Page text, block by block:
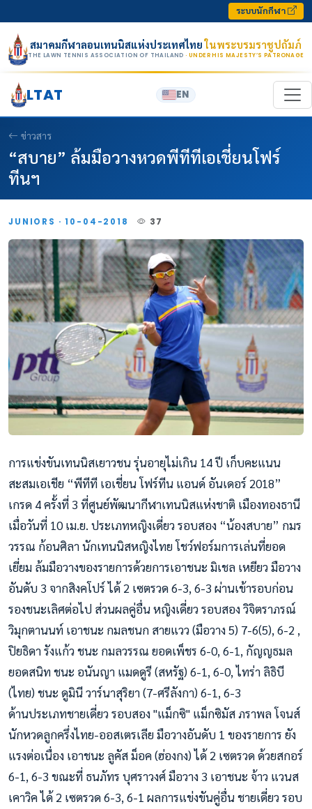
ระบบนักกีฬา
สมาคมกีฬาลอนเทนนิสแห่งประเทศไทยในพระบรมราชูปถัมภ์
THE LAWN TENNIS ASSOCIATION OF THAILAND · UNDER HIS MAJESTY’S PATRONAGE
LTAT EN
ข่าวสาร
“สบาย” ล้มมือวางหวดพีทีทีเอเชี่ยนโฟร์
ทีนฯ
JUNIORS · 10-04-2018 37
การแข่งขันเทนนิสเยาวชน รุ่นอายุไม่เกิน 14 ปี เก็บคะแนน
สะสมเอเชีย “พีทีที เอเชี่ยน โฟร์ทีน แอนด์ อันเดอร์ 2018”
เกรด 4 ครั้งที่ 3 ที่ศูนย์พัฒนากีฬาเทนนิสแห่งชาติ เมืองทองธานี
เมื่อวันที่ 10 เม.ย. ประเภทหญิงเดี่ยว รอบสอง “น้องสบาย” กมร
วรรณ ก้อนศิลา นักเทนนิสหญิงไทย โชว์ฟอร์มการเล่นที่ยอด
เยี่ยม ล้มมือวางของรายการด้วยการเอาชนะ มิเชล เหยียว มือวาง
อันดับ 3 จากสิงคโปร์ ได้ 2 เซตรวด 6-3, 6-3 ผ่านเข้ารอบก่อน
รองชนะเลิศต่อไป ส่วนผลคู่อื่น หญิงเดี่ยว รอบสอง วิจิตราภรณ์
วิมุกตานนท์ เอาชนะ กมลชนก สายแวว (มือวาง 5) 7-6(5), 6-2 ,
ปิยธิดา รังแก้ว ชนะ กมลวรรณ ยอดเพ็ชร 6-0, 6-1, กัญญธมล
ยอดสนิท ชนะ อนันญา แมดดูรี (สหรัฐ) 6-1, 6-0, ไทร่า ลิธิบี
(ไทย) ชนะ ดูมินี วาร์นาสุริยา (7-ศรีลังกา) 6-1, 6-3
ด้านประเภทชายเดี่ยว รอบสอง "แม็กซิ" แม็กซิมัส ภราพล โจนส์
นักหวดลูกครึ่งไทย-ออสเตรเลีย มือวางอันดับ 1 ของรายการ ยัง
แรงต่อเนื่อง เอาชนะ ลูคัส ม็อค (ฮ่องกง) ได้ 2 เซตรวด ด้วยสกอร์
6-1, 6-3 ขณะที่ ธนภัทร บุศราวงศ์ มือวาง 3 เอาชนะ จ้าว แวนส
เคาวิค ได้ 2 เซตรวด 6-3, 6-1 ผลการแข่งขันคู่อื่น ชายเดี่ยว รอบ